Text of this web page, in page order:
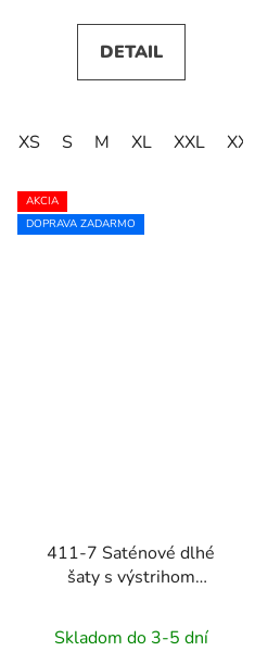
XXXL
DETAIL
XS S M XL XXL
AKCIA
DOPRAVA ZADARMO
411-7 Saténové dlhé
šaty s výstrihom
Skladom do 3-5 dní